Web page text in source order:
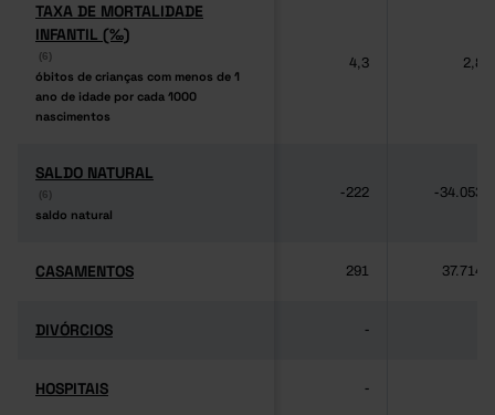
TAXA DE MORTALIDADE
INFANTIL (‰)
(6)
óbitos de crianças com menos de 1
ano de idade por cada 1000
nascimentos
TAXA DE MORTALIDADE
INFANTIL (‰)
(6)
óbitos de crianças com menos de 1
ano de idade por cada 1000
nascimentos
4,3 2,8
SALDO NATURAL
(6)
saldo natural
SALDO NATURAL
(6)
saldo natural
-222 -34.053
CASAMENTOS
CASAMENTOS 291 37.714
DIVÓRCIOS
DIVÓRCIOS -
HOSPITAIS
HOSPITAIS -